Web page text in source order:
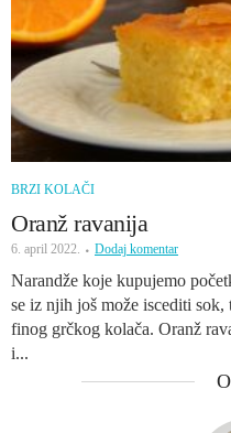
BRZI KOLAČI
Oranž ravanija
6. april 2022. Dodaj komentar
Narandže koje kupujemo
se iz njih još može iscediti
finog grčkog kolača. Oranž
i...